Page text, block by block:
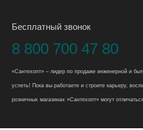
Бесплатный звонок
8 800 700 47 80
«Сантехопт» – лидер по продаже инженерной и
успеть! Пока вы работаете и строите карьеру,
розничных магазинах «Сантехопт» могут